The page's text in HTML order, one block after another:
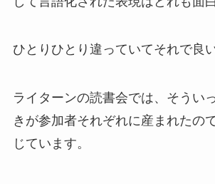
ひとりひとり違っていてそれで良
ライターンの読書会では、そうい
きが参加者それぞれに産まれたの
じています。